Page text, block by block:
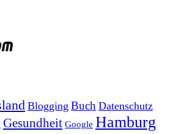
Blogging Buch Datenschutz
Gesundheit Google Hamburg